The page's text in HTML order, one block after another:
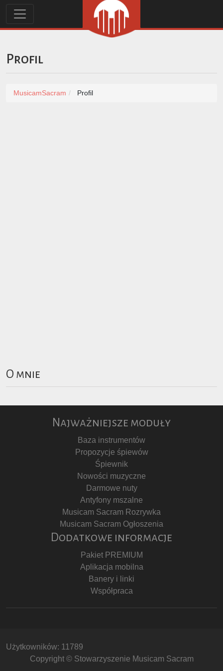
Profil
MusicamSacram Profil
O mnie
Najważniejsze moduły
Baza instrumentów
Propozycje śpiewów
Śpiewnik
Nowości muzyczne
Darmowe nuty
Antyfony mszalne
Musicam Sacram Rozrywka
Musicam Sacram Ogłoszenia
Dodatkowe informacje
Pakiet PREMIUM
Aplikacja mobilna
Banery i linki
Współpraca
Użytkowników: 11789
Copyright © Stowarzyszenie Musicam Sacram